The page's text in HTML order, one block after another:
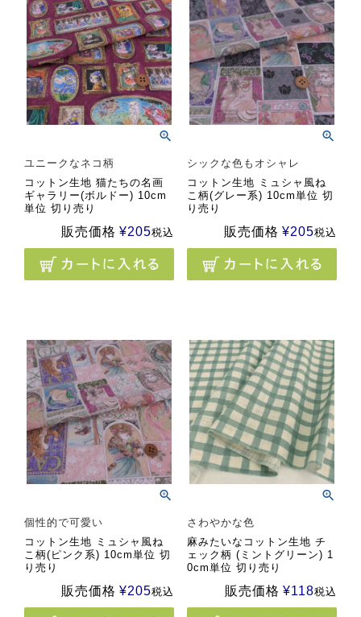
ユニークなネコ柄
コットン生地 猫たちの名画
ギャラリー(ボルドー) 10cm
単位 切り売り
販売価格 ¥205税込
シックな色もオシャレ
コットン生地 ミュシャ風ね
こ柄(グレー系) 10cm単位 切
り売り
販売価格 ¥205税込
個性的で可愛い
コットン生地 ミュシャ風ね
こ柄(ピンク系) 10cm単位 切
り売り
販売価格 ¥205税込
さわやかな色
麻みたいなコットン生地 チ
ェック柄 (ミントグリーン) 1
0cm単位 切り売り
販売価格 ¥118税込